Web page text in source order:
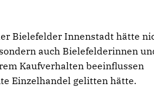
Bielefelder Innenstadt hätte
auch Bielefelderinnen
Kaufverhalten beeinflussen
Einzelhandel gelitten hätte.